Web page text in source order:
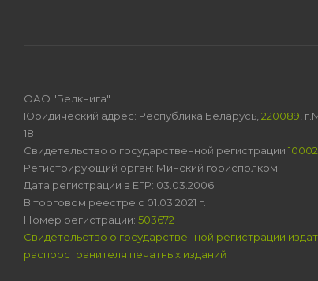
ОАО "Белкнига"
Юридический адрес: Республика Беларусь, 220089 ,
18
Свидетельство о государственной регистрации
Регистрирующий орган: Минский горисполком
Дата регистрации в ЕГР: 03.03.2006
В торговом реестре с 01.03.2021 г.
Номер регистрации: 503672
Свидетельство о государственной регистрации
распространителя печатных изданий